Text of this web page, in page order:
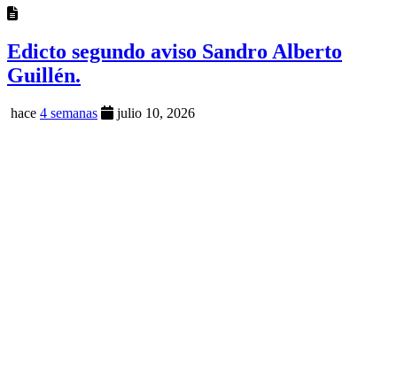
Edicto segundo aviso Sandro Alberto
Guillén.
hace 4 semanas julio 10, 2026